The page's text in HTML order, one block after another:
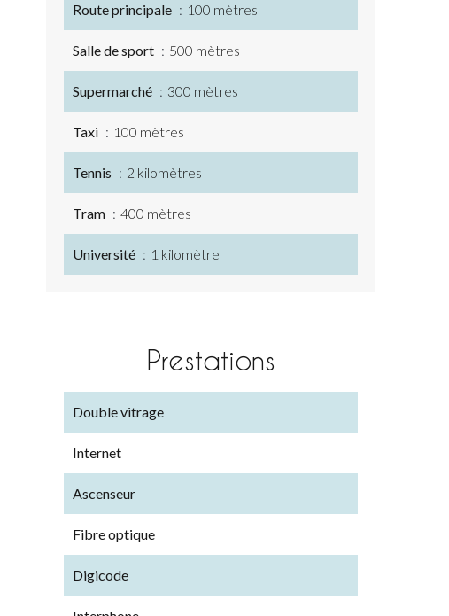
Route principale 100 mètres
Salle de sport 500 mètres
Supermarché 300 mètres
Taxi 100 mètres
Tennis 2 kilomètres
Tram 400 mètres
Université 1 kilomètre
Prestations
Double vitrage
Internet
Ascenseur
Fibre optique
Digicode